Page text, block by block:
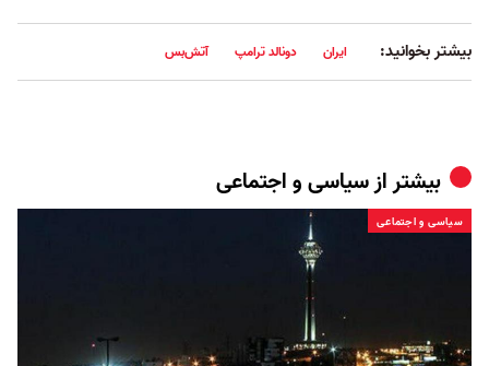
بیشتر بخوانید: ایران دونالد ترامپ آتش‌بس
بیشتر ازسیاسی و اجتماعی
سیاسی و اجتماعی